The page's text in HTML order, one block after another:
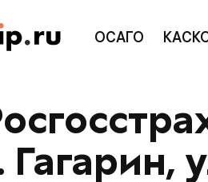
ОСАГО
Гагарин,